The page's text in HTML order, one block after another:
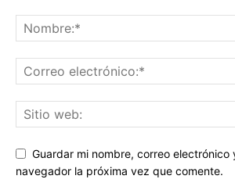
Guardar mi nombre, correo electrónico
navegador la próxima vez que comente.